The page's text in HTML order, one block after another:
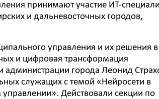
принимают участие ИТ-
и дальневосточных городов,
управления и их решения в
и цифровая трансформация
администрации города Леонид
служащих с темой «Нейросети в
Действовали секции по